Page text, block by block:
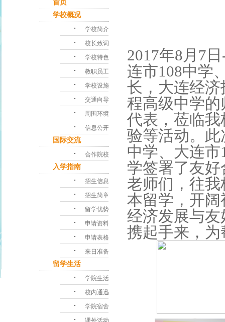
2017年8月7
连市108中学
长，大连经
程高级中学
代表，莅临
验等活动。
中学、大连
学签署了友
老师们，往
本留学，开
经济发展与
携起手来，
首页
学校概况
･ 学校简介
･ 校长致词
･ 学校特色
･ 教职员工
･ 学校设施
･ 交通向导
･ 周围环境
･ 信息公开
国际交流
･ 合作院校
入学指南
･ 招生信息
･ 招生简章
･ 留学优势
･ 申请资料
･ 申请表格
･ 来日准备
留学生活
･ 学院生活
･ 校内通迅
･ 学院宿舍
･ 课外活动